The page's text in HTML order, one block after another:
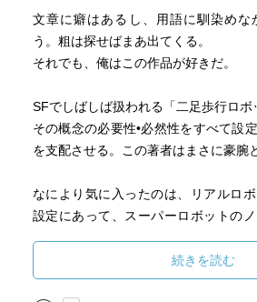
文章に癖はあるし、用語に馴染めな
う。粗は探せばまあ出てくる。
それでも、俺はこの作品が好きだ。
SFでしばしば扱われる「二足歩行ロボ
その概念の必要性•必然性をすべて設
を支配させる。この著者はまさに豪腕
なにより気に入ったのは、リアルロ
設定にあって、スーパーロボットの
続きを読む